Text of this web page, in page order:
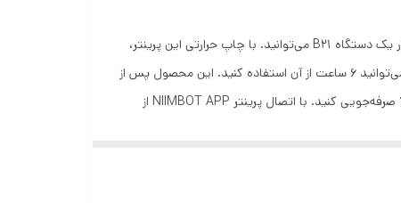
پرینتر همراه لیبل زن حرارتی و قابل حمل 2 اینچی از شرکت نیمبات مدلB21 دارای ابعاد 12 x 9 x 6 سانتی‌متر و وزن آن 272 گرم است. در کنار یک دستگاه B21 می‌توانید. با چاپ حرارتی این پرینتر،
شما به سادگی کاغذ لیبل را پس از اتمام تعویض می‌کنید و دیگر نیازی به خرید جوهر، تونر یا نوار کربن ندارید! با یک بار شارژ باتری آن هم می‌توانید 6 ساعت از آن استفاده کنید. این محصول پس از
توقف 15 دقیقه به طور خودکار خاموش می‌شود تا در مصرف برق صرفه‌جویی شود. بدون نیاز به خرید باتری، در هزینه‌های چاپ خود تا 70٪ صرفه‌جویی کنید. با اتصال پرینتر NIIMBOT APP از
غیره استفاده شود. این پرینتر بسیار شیک علاوه بر